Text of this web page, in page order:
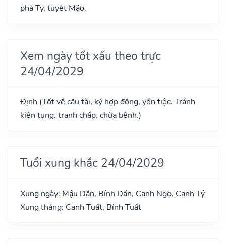
phá Tỵ, tuyệt Mão.
Xem ngày tốt xấu theo trực
24/04/2029
Định (Tốt về cầu tài, ký hợp đồng, yến tiệc. Tránh
kiện tụng, tranh chấp, chữa bệnh.)
Tuổi xung khắc 24/04/2029
Xung ngày: Mậu Dần, Bính Dần, Canh Ngọ, Canh Tý
Xung tháng: Canh Tuất, Bính Tuất